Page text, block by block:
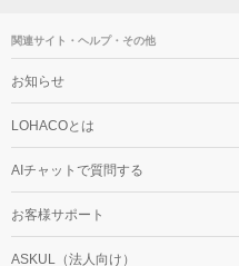
関連サイト・ヘルプ・その他
お知らせ
LOHACOとは
AIチャットで質問する
お客様サポート
ASKUL（法人向け）